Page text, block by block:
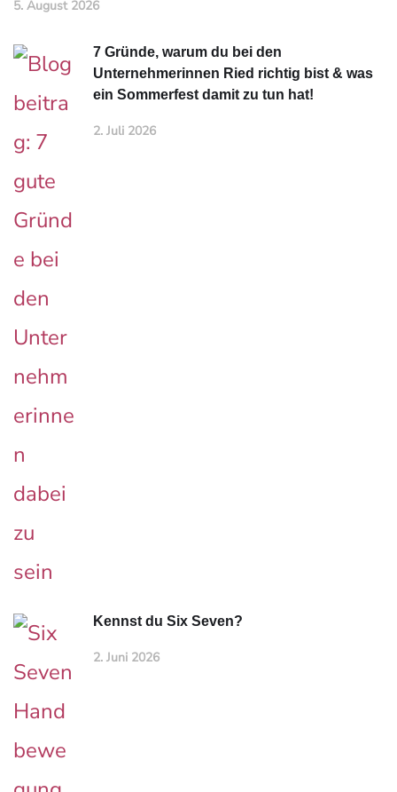
5. August 2026
7 Gründe, warum du bei den
Unternehmerinnen Ried richtig bist & was
ein Sommerfest damit zu tun hat!
2. Juli 2026
Kennst du Six Seven?
2. Juni 2026